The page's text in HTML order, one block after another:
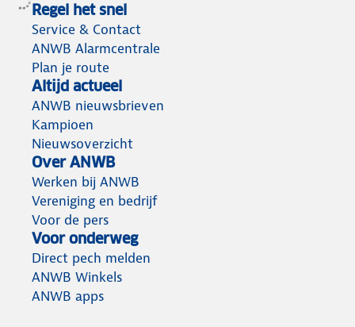
Regel het snel
Service & Contact
ANWB Alarmcentrale
Plan je route
Altijd actueel
ANWB nieuwsbrieven
Kampioen
Nieuwsoverzicht
Over ANWB
Werken bij ANWB
Vereniging en bedrijf
Voor de pers
Voor onderweg
Direct pech melden
ANWB Winkels
ANWB apps